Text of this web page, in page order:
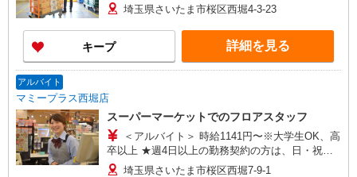
＞ 足利市、佐野市、野木町 ＜茨城県＞ 古河市、
原市、印西市、浦安市、柏市、佐倉市、白井市、
千葉市、富里市、流山市、成田市、野田市、船橋
市、松戸市、八千代市、四街道市 ＜東京都＞ 日野
立川市、八王子市、東大和市 ＜神奈川県＞ 小田原
市、相模原市、秦野市、平塚市、藤沢市
埼玉県さいたま市桜区西堀4-3-23
キープ 詳細を見る
アルバイト
マミープラス西堀店
スーパーマーケットでのフロアスタッフ
＜アルバイト＞ 時給1141円〜※大学生OK、高
卒以上 ★週4日以上の勤務契約の方は、日・祝日
は時給100円ＵＰ！
埼玉県さいたま市桜区西堀7-9-1